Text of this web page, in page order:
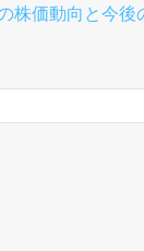
株価動向と今後